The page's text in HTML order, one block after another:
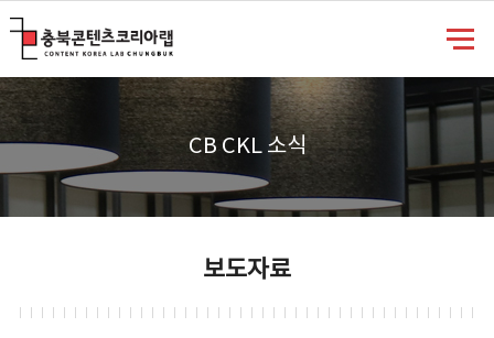
CB CKL 소식
보도자료